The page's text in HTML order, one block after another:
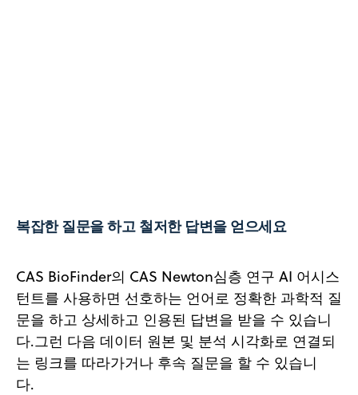
복잡한 질문을 하고 철저한 답변을 얻으세요
CAS BioFinder의 CAS Newton심층 연구 AI 어시스
턴트를 사용하면 선호하는 언어로 정확한 과학적 질
문을 하고 상세하고 인용된 답변을 받을 수 있습니
다.그런 다음 데이터 원본 및 분석 시각화로 연결되
는 링크를 따라가거나 후속 질문을 할 수 있습니
다.